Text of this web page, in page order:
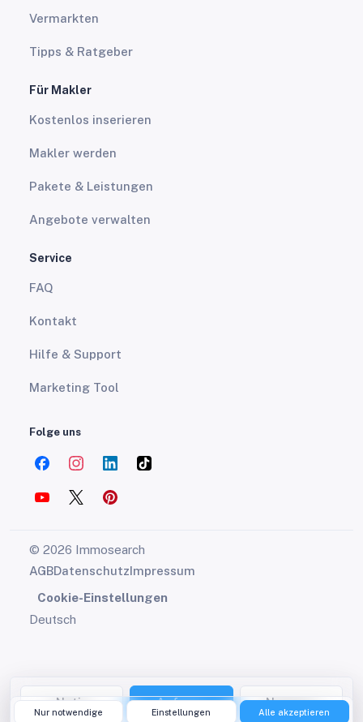
Notiz Anfrage Nummer
Vermarkten
Tipps & Ratgeber
Für Makler
Kostenlos inserieren
Makler werden
Pakete & Leistungen
Angebote verwalten
Service
FAQ
Kontakt
Hilfe & Support
Marketing Tool
Folge uns
© 2026 Immosearch
AGBDatenschutzImpressum
Cookie-Einstellungen
Deutsch
Nur notwendige Einstellungen Alle akzeptieren